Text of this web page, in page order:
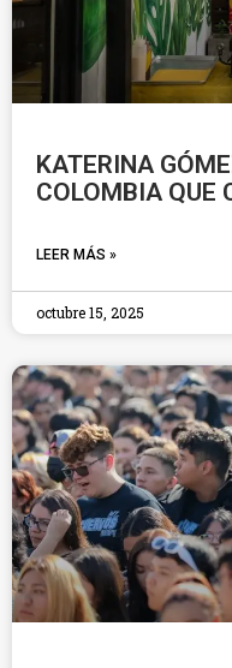
KATERINA
COLOMBIA QUE
LEER MÁS »
octubre 15, 2025